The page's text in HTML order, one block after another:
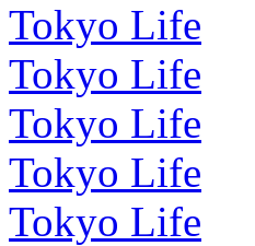
Tokyo Life
Tokyo Life
Tokyo Life
Tokyo Life
Tokyo Life